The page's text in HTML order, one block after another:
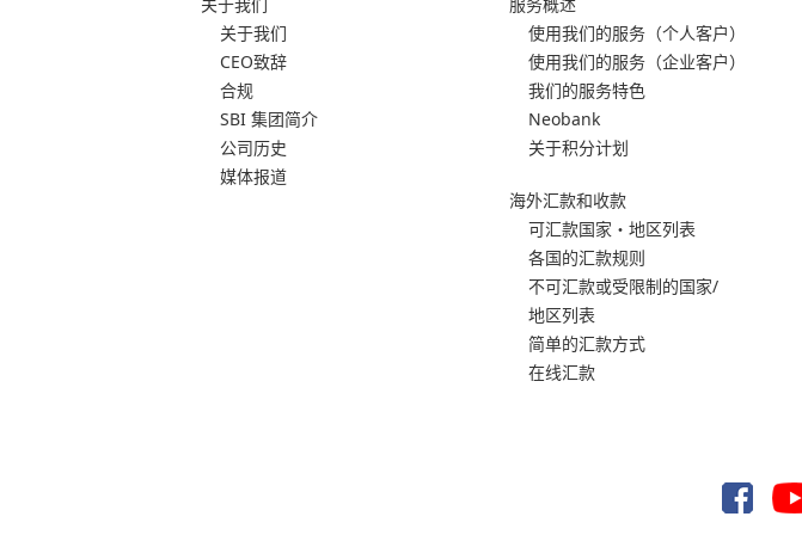
关于我们
CEO致辞
合规
SBI 集团简介
公司历史
媒体报道
使用我们的服务 （个人客户）
使用我们的服务 （企业客户）
我们的服务特色
Neobank
关于积分计划
海外汇款和收款
可汇款国家・地区列表
各国的汇款规则
不可汇款或受限制的国家/
地区列表
简单的汇款方式
在线汇款